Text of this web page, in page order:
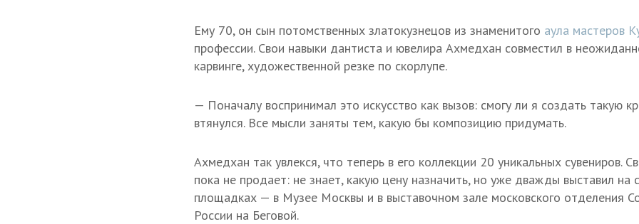
Ему 70, он сын потомственных златокузнецов из знаменитого аула мастеров
профессии. Свои навыки дантиста и ювелира Ахмедхан совместил в
карвинге, художественной резке по скорлупе.
— Поначалу воспринимал это искусство как вызов: смогу ли я создать такую
втянулся. Все мысли заняты тем, какую бы композицию придумать.
Ахмедхан так увлекся, что теперь в его коллекции 20 уникальных сувениров.
пока не продает: не знает, какую цену назначить, но уже дважды выставил на
площадках — в Музее Москвы и в выставочном зале московского отделения
России на Беговой.